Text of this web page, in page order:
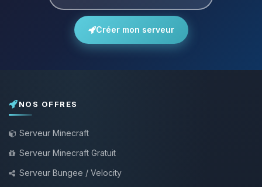
Créer mon serveur
NOS OFFRES
Serveur Minecraft
Serveur Minecraft Gratuit
Serveur Bungee / Velocity